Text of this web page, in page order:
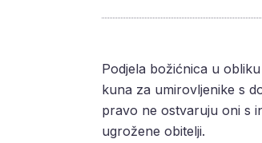
Podjela božićnica u
kuna za umirovljenike s
pravo ne ostvaruju oni s
ugrožene obitelji.